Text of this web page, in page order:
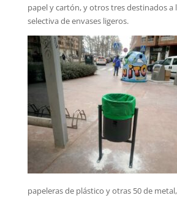
papel y cartón, y otros tres destinados a
selectiva de envases ligeros.
papeleras de plástico y otras 50 de